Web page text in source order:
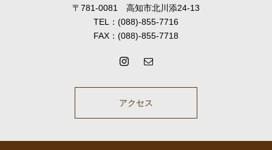
〒781-0081 高知市北川添24-13
TEL：(088)-855-7716
FAX：(088)-855-7718
アクセス